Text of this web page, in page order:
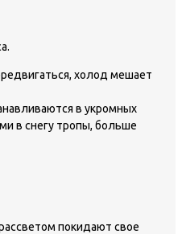
холод мешает
в укромных
в снегу тропы, больше
покидают свое